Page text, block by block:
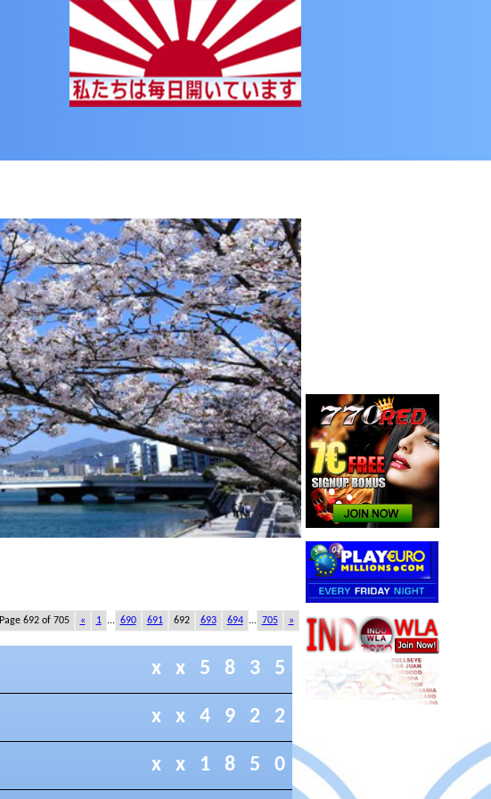
Page 692 of 705 « 1 ... 690 691 692 693 694 ... 705 »
x x 5 8 3 5
x x 4 9 2 2
x x 1 8 5 0